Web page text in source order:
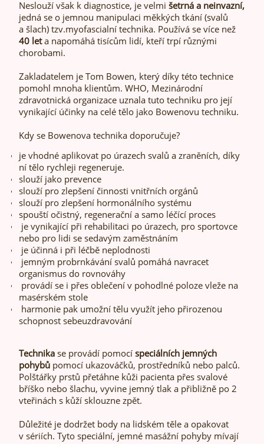
Neslouží však k diagnostice, je velmi šetrná a neinvazní,
jedná se o jemnou manipulaci měkkých tkání (svalů
a šlach) tzv.myofascialní technika. Používá se více než
40 leta napomáhá tisícům lidí, kteří trpí různými
chorobami.
Zakladatelem je Tom Bowen, který díky této technice
pomohl mnoha klientům. WHO, Mezinárodní
zdravotnická organizace uznala tuto techniku ​​pro její
vynikající účinky na celé tělo jako Bowenovu techniku.
Kdy se Bowenova technika doporučuje?
je vhodné aplikovat po úrazech svalů a zraněních, díky
ní tělo rychleji regeneruje.
slouží jako prevence
slouží pro zlepšení činnosti vnitřních orgánů
slouží pro zlepšení hormonálního systému
spouští očistný, regenerační a samo léčící proces
je vynikající při rehabilitaci po úrazech, pro sportovce
nebo pro lidi se sedavým zaměstnáním
je účinná i při léčbě neplodnosti
jemným probrnkávání svalů pomáhá navracet
organismus do rovnováhy
provádí se i přes oblečení v pohodlné poloze vleže na
masérském stole
harmonie pak umožní tělu využít jeho přirozenou
schopnost sebeuzdravování
Technikase provádí pomocí speciálních jemných
pohybůpomocí ukazováčků, prostředníků nebo palců.
Polštářky prstů přetáhne kůži pacienta přes svalové
bříško nebo šlachu, vyvine jemný tlak a přibližně po 2
vteřinách s kůží sklouzne zpět.
Důležité je dodržet body na lidském těle a opakovat
v sériích. Tyto speciální, jemné masážní pohyby mívají